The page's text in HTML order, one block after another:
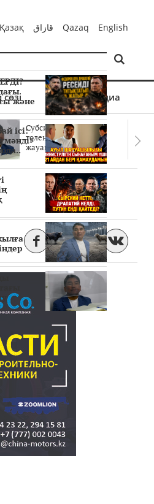
Қазақ قازاق Qazaq English
Мультимедиа
Субсидиялар заңды
төленген бе? Соттағы
жауаптар айыптау..
және
ісі: